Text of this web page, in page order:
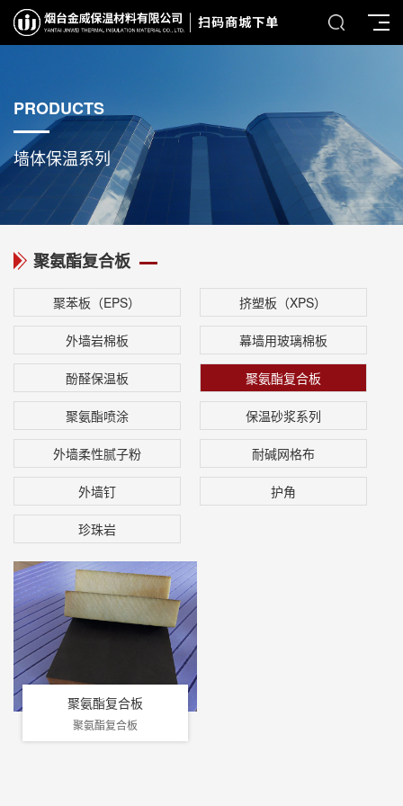
PRODUCTS
墙体保温系列
聚氨酯复合板
聚苯板（EPS） 挤塑板（XPS）
外墙岩棉板 幕墙用玻璃棉板
酚醛保温板 聚氨酯复合板
聚氨酯喷涂 保温砂浆系列
外墙柔性腻子粉 耐碱网格布
外墙钉 护角
珍珠岩
聚氨酯复合板
聚氨酯复合板